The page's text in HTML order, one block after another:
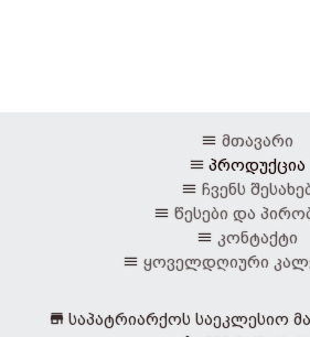
მთავარი
პროდუქცია
ჩვენს
წესები და
კონტაქტი
ყოველდღიური
საპატრიარქოს საეკლესიო